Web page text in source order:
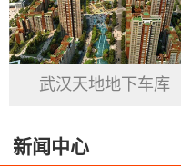
人民生
基石。
武汉天地地下车库
新闻中心